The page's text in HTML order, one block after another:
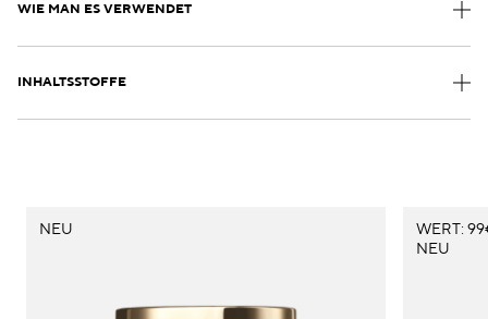
WIE MAN ES VERWENDET
INHALTSSTOFFE
NEU
WERT:
NEU